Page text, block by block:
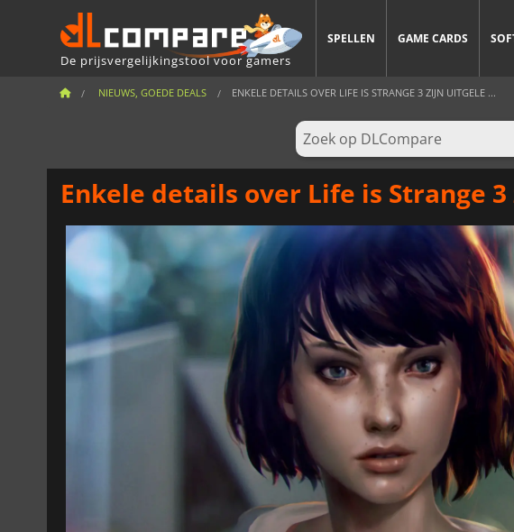
De prijsvergelijkingstool voor gamers
SPELLEN GAME CARDS
NIEUWS, GOEDE DEALS ENKELE DETAILS OVER LIFE IS STRANGE 3 ZIJN UITGELE ...
Enkele details over Life is Strange